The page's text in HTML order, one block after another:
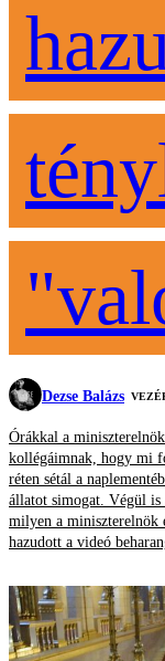
Dezse Balázs
Órákkal a
kollégáimnak, hogy mi
réten sétál a
állatot simogat. Végül
milyen a miniszterelnök
hazudott a videó